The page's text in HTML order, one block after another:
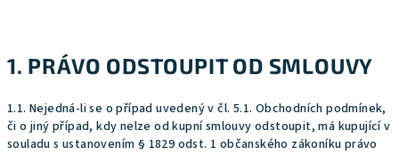
1. PRÁVO ODSTOUPIT OD SMLOUVY
1.1. Nejedná-li se o případ uvedený v čl. 5.1. Obchodních podmínek,
či o jiný případ, kdy nelze od kupní smlouvy odstoupit, má kupující v
souladu s ustanovením § 1829 odst. 1 občanského zákoníku právo